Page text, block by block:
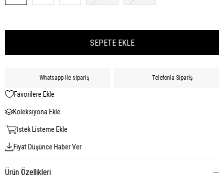
Whatsapp ile sipariş Telefonla Sipariş
Favorilere Ekle
Koleksiyona Ekle
İstek Listeme Ekle
Fiyat Düşünce Haber Ver
Ürün Özellikleri